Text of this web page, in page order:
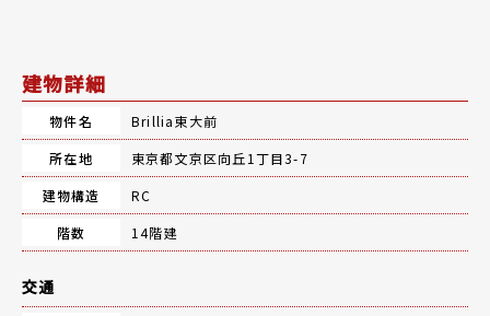
建物詳細
物件名
Brillia東大前
所在地
東京都文京区向丘1丁目3-7
建物構造
RC
階数
14階建
交通